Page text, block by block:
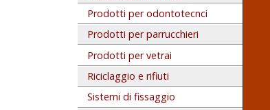
Prodotti per odontotecnci
Prodotti per parrucchieri
Prodotti per vetrai
Riciclaggio e rifiuti
Sistemi di fissaggio